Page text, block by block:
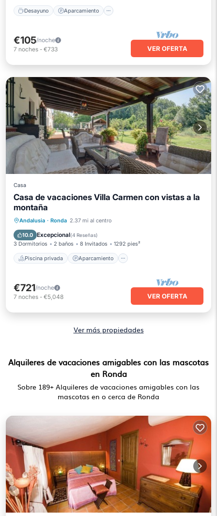
Desayuno Aparcamiento
€105/noche
7 noches - €733 VER OFERTA
Casa
Casa de vacaciones Villa Carmen con vistas a la
montaña
Andalusia · Ronda 2.37 mi al centro
10.0 Excepcional(4 Reseñas)
3 Dormitorios 2 baños 8 Invitados 1292 pies²
Piscina privada Aparcamiento
Piscina privada
Aparcamiento
Piscina
Balcón/Terraza
€721/noche
7 noches - €5,048 VER OFERTA
Ver más propiedades
Alquileres de vacaciones amigables con las mascotas
en Ronda
Sobre 189+ Alquileres de vacaciones amigables con las
mascotas en o cerca de Ronda